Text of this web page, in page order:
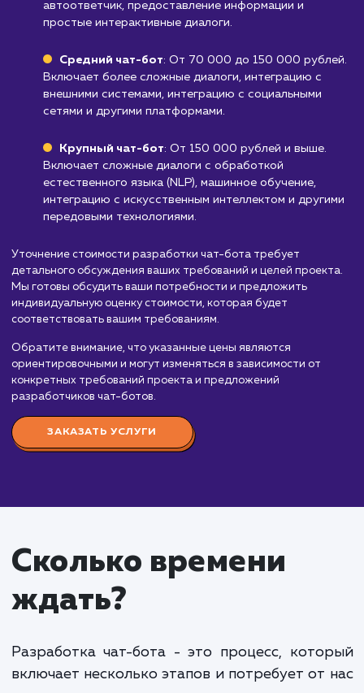
безопасности и защиты конфиденциальных
неподходящим. Боты могут не
высоким стандартам безопасности и
регулирования, что делает их менее
эффективными в таких отраслях
Узнать почему
Стоимость разработки
Чат-бота
от 30 000 руб.
Мы предлагаем услуги по разработке чат-ботов,
помогут вам автоматизировать и улучшить
вашей аудиторией. Стоимость разработки чат-бота
рублей. Включает базовый функционал чат-бота,
автоответчик, предоставление информации и
простые интерактивные диалоги.
Включает более сложные диалоги, интеграцию с
внешними системами, интеграцию с социальными